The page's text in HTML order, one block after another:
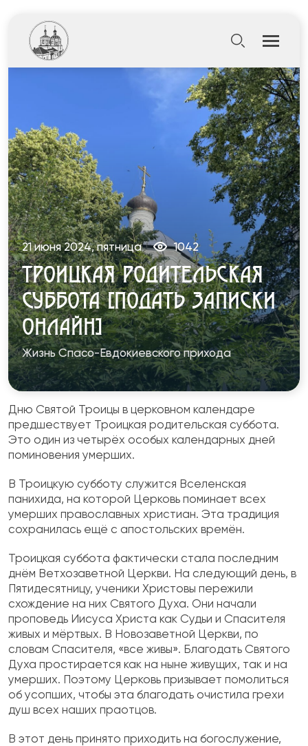
21 июня 2024, пятница 1042
ТРОИЦКАЯ РОДИТЕЛЬСКАЯ
СУББОТА [ПОДАТЬ ЗАПИСКИ
ОНЛАЙН]
Жизнь Спасо-Евдокиевского прихода
Дню Святой Троицы в церковном календаре
предшествует Троицкая родительская суббота.
Это один из четырёх особых календарных дней
поминовения умерших.
В Троицкую субботу служится Вселенская
панихида, на которой Церковь поминает всех
умерших православных христиан. Эта традиция
сохранилась ещё с апостольских времён.
Троицкая суббота фактически стала последним
днём Ветхозаветной Церкви. На следующий день, в
Пятидесятницу, ученики Христовы пережили
схождение на них Святого Духа. Они начали
проповедь Иисуса Христа как Судьи и Спасителя
живых и мёртвых. В Новозаветной Церкви, по
словам Спасителя, «все живы». Благодать Святого
Духа простирается как на ныне живущих, так и на
умерших. Поэтому Церковь призывает помолиться
об усопших, чтобы эта благодать очистила грехи
душ всех наших праотцов.
В этот день принято приходить на богослужение,